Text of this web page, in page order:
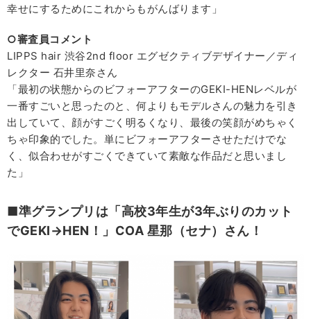
幸せにするためにこれからもがんばります」
○審査員コメント
LIPPS hair 渋谷2nd floor エグゼクティブデザイナー／ディ
レクター 石井里奈さん
「最初の状態からのビフォーアフターのGEKI-HENレベルが
一番すごいと思ったのと、何よりもモデルさんの魅力を引き
出していて、顔がすごく明るくなり、最後の笑顔がめちゃく
ちゃ印象的でした。単にビフォーアフターさせただけでな
く、似合わせがすごくできていて素敵な作品だと思いまし
た」
■準グランプリは「高校3年生が3年ぶりのカット
でGEKI→HEN！」COA 星那（セナ）さん！